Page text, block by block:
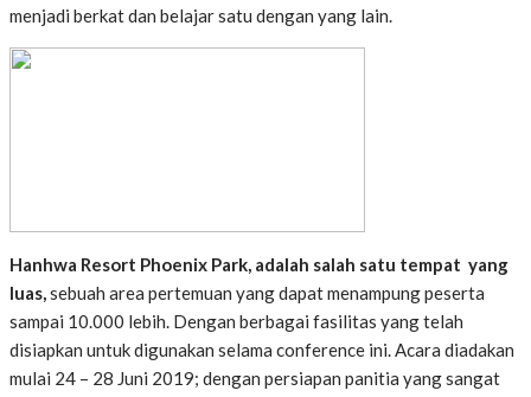
menjadi berkat dan belajar satu dengan yang lain.
Hanhwa Resort Phoenix Park, adalah salah satu tempat yang
luas,sebuah area pertemuan yang dapat menampung peserta
sampai 10.000 lebih. Dengan berbagai fasilitas yang telah
disiapkan untuk digunakan selama conference ini. Acara diadakan
mulai 24 – 28 Juni 2019; dengan persiapan panitia yang sangat